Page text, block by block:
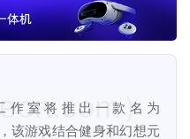
作室将推出一款名为
该游戏结合健身和幻想元
）